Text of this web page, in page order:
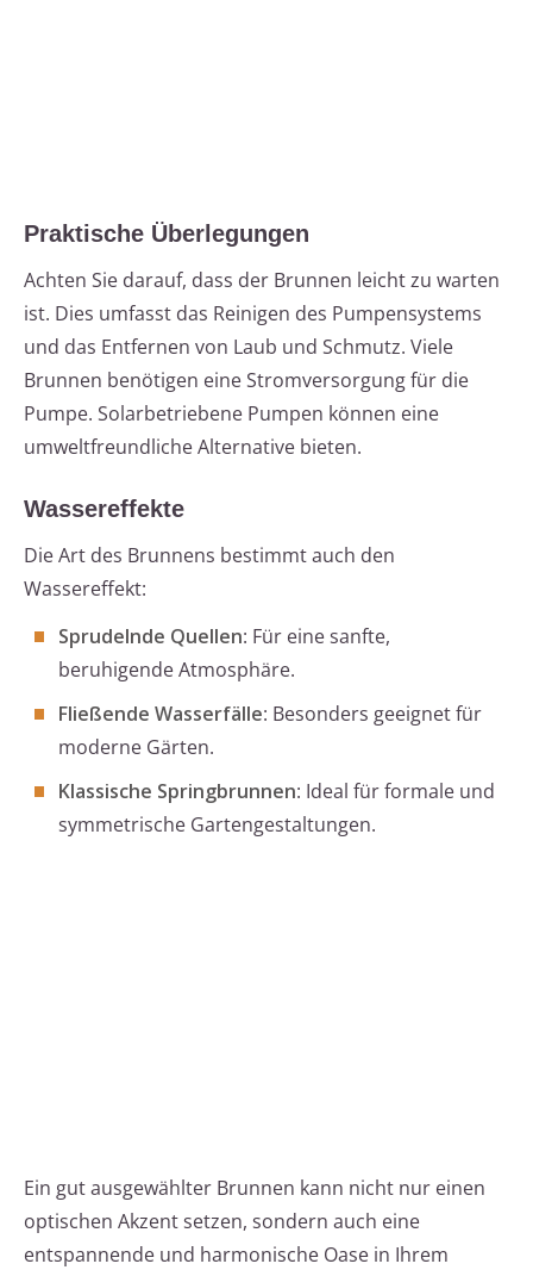
Praktische Überlegungen
Achten Sie darauf, dass der Brunnen leicht zu warten
ist. Dies umfasst das Reinigen des Pumpensystems
und das Entfernen von Laub und Schmutz. Viele
Brunnen benötigen eine Stromversorgung für die
Pumpe. Solarbetriebene Pumpen können eine
umweltfreundliche Alternative bieten.
Wassereffekte
Die Art des Brunnens bestimmt auch den
Wassereffekt:
Sprudelnde Quellen: Für eine sanfte,
beruhigende Atmosphäre.
Fließende Wasserfälle: Besonders geeignet für
moderne Gärten.
Klassische Springbrunnen: Ideal für formale und
symmetrische Gartengestaltungen.
Ein gut ausgewählter Brunnen kann nicht nur einen
optischen Akzent setzen, sondern auch eine
entspannende und harmonische Oase in Ihrem